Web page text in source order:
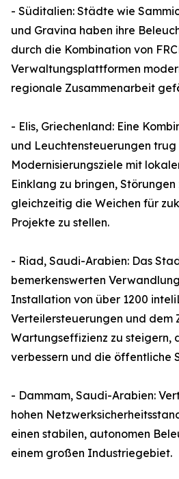
- Süditalien: Städte wie
und Gravina haben ihre
durch die Kombination von
Verwaltungsplattformen
regionale Zusammenarbeit
- Elis, Griechenland: Eine
und Leuchtensteuerungen
Modernisierungsziele mit
Einklang zu bringen,
gleichzeitig die Weichen für
Projekte zu stellen.
- Riad, Saudi-Arabien: Das
bemerkenswerten
Installation von über 1200
Verteilersteuerungen und dem
Wartungseffizienz zu steigern,
verbessern und die öffentliche
- Dammam, Saudi-Arabien:
hohen
einen stabilen, autonomen
einem großen Industriegebiet.